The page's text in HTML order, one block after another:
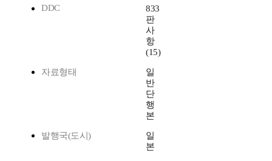
DDC
833
판
사
항
(15)
자료형태
일
반
단
행
본
발행국(도시)
일
본